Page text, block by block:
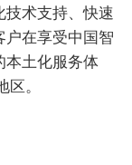
术支持、快速
在享受中国智
本土化服务体
。